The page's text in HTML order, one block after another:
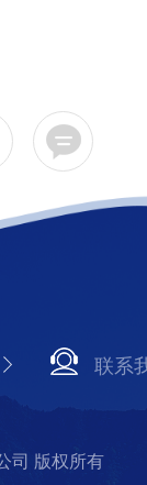
联系
司 版权所有